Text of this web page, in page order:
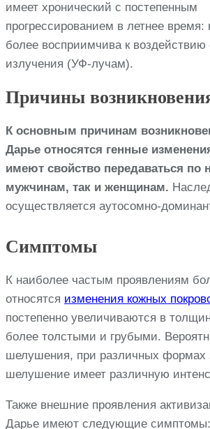
имеет хронический с постепенным
прогрессированием в летнее время:
более восприимчива к воздействию
излучения (УФ-лучам).
Причины
К основным причинам
Дарье относятся генные
имеют свойство передаваться по
мужчинам, так и женщинам.
осуществляется аутосомно-
Симптомы
К наиболее частым проявлениям
относятся изменения кожных
постепенно увеличиваются в
более толстыми и грубыми.
шелушения, при различных формах
шелушение имеет различную
Также внешние проявления
Дарье имеют следующие симптомы: